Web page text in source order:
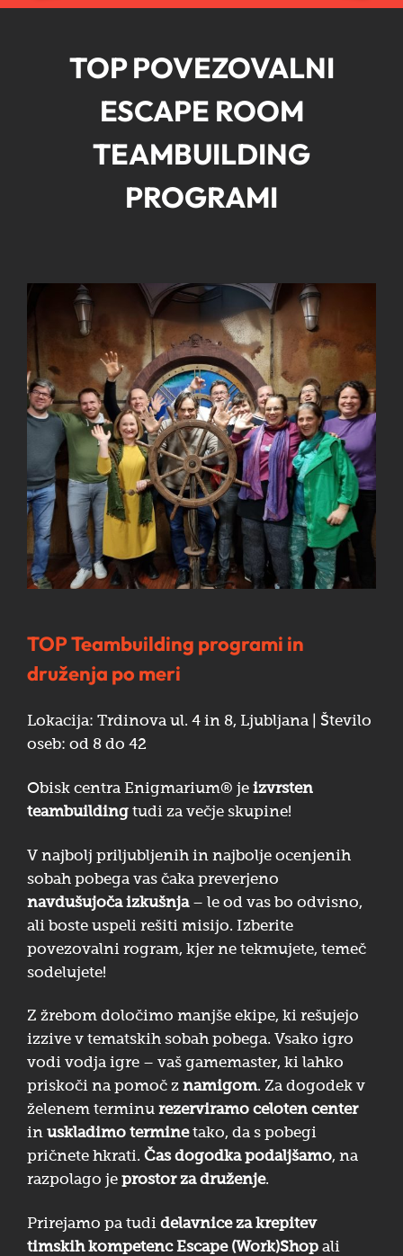
TOP POVEZOVALNI
ESCAPE ROOM
TEAMBUILDING
PROGRAMI
TOP Teambuilding programi in
druženja po meri
Lokacija: Trdinova ul. 4 in 8, Ljubljana | Število
oseb: od 8 do 42
Obisk centra Enigmarium® je izvrsten
teambuilding tudi za večje skupine!
V najbolj priljubljenih in najbolje ocenjenih
sobah pobega vas čaka preverjeno
navdušujoča izkušnja– le od vas bo odvisno,
ali boste uspeli rešiti misijo. Izberite
povezovalni rogram, kjer ne tekmujete, temeč
sodelujete!
Z žrebom določimo manjše ekipe, ki rešujejo
izzive v tematskih sobah pobega. Vsako igro
vodi vodja igre – vaš gamemaster, ki lahko
priskoči na pomoč z namigom. Za dogodek v
želenem terminu rezerviramo celoten center
in uskladimo terminetako, da s pobegi
pričnete hkrati. Čas dogodka podaljšamo, na
razpolago je prostor za druženje.
Prirejamo pa tudi delavnice za krepitev
timskih kompetenc Escape (Work)Shop ali